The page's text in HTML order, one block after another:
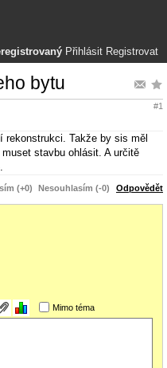
Přihlásit Registrovat
bytu
#1
rekonstrukci. Takže by sis měl
stavbu ohlásit. A určitě
(+0) Nesouhlasím (-0) Odpovědět
Mimo téma